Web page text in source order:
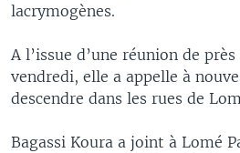
lacrymogènes.
A l’issue d’une réunion de
vendredi, elle a appelle à
descendre dans les rues de
Bagassi Koura a joint à Lomé